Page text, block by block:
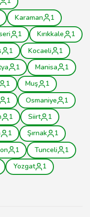
Karaman
1
1 Kırıkkale
1
1 Kocaeli
1
1 Manisa
1
1 Muş
1
1 Osmaniye
1
1 Siirt
1
1 Şırnak
1
1 Tunceli
1
Yozgat
1